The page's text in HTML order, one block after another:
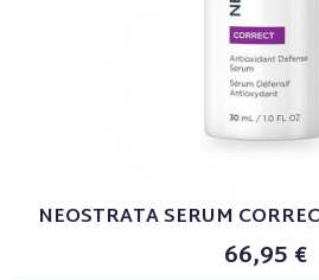
NEOSTRATA SERUM
66,95 €